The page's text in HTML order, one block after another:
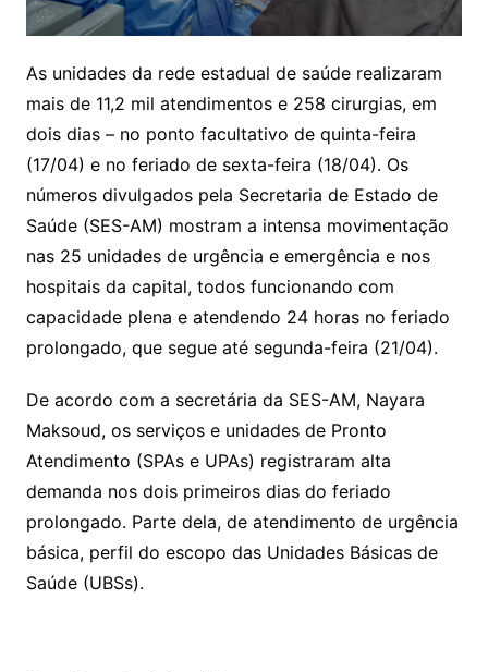
As unidades da rede estadual de saúde realizaram
mais de 11,2 mil atendimentos e 258 cirurgias, em
dois dias – no ponto facultativo de quinta-feira
(17/04) e no feriado de sexta-feira (18/04). Os
números divulgados pela Secretaria de Estado de
Saúde (SES-AM) mostram a intensa movimentação
nas 25 unidades de urgência e emergência e nos
hospitais da capital, todos funcionando com
capacidade plena e atendendo 24 horas no feriado
prolongado, que segue até segunda-feira (21/04).
De acordo com a secretária da SES-AM, Nayara
Maksoud, os serviços e unidades de Pronto
Atendimento (SPAs e UPAs) registraram alta
demanda nos dois primeiros dias do feriado
prolongado. Parte dela, de atendimento de urgência
básica, perfil do escopo das Unidades Básicas de
Saúde (UBSs).